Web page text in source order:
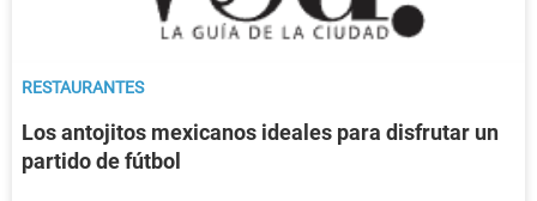
RESTAURANTES
Los antojitos mexicanos ideales para disfrutar un
partido de fútbol